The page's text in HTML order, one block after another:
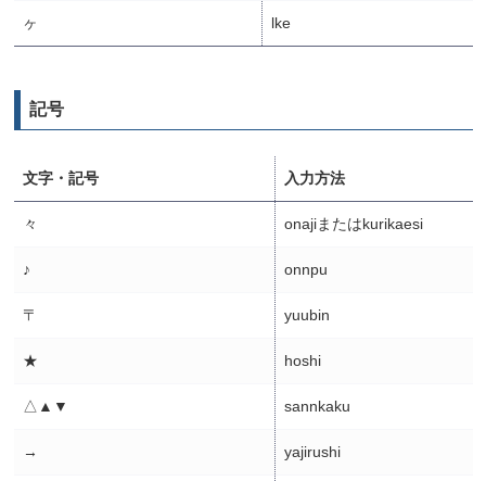
ヶ lke
記号
文字・記号 入力方法
々 onajiまたはkurikaesi
♪ onnpu
〒 yuubin
★ hoshi
△▲▼ sannkaku
→ yajirushi